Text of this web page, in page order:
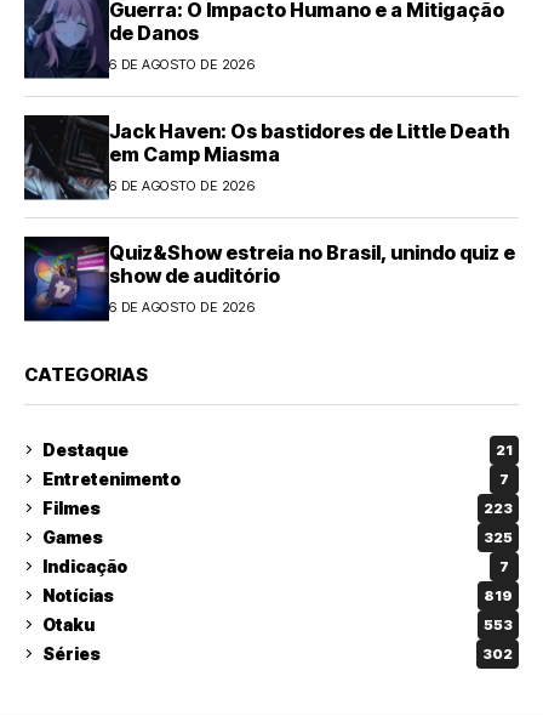
Guerra: O Impacto Humano e a Mitigação
de Danos
6 DE AGOSTO DE 2026
Jack Haven: Os bastidores de Little Death
em Camp Miasma
6 DE AGOSTO DE 2026
Quiz&Show estreia no Brasil, unindo quiz e
show de auditório
6 DE AGOSTO DE 2026
CATEGORIAS
Destaque 21
Entretenimento 7
Filmes 223
Games 325
Indicação 7
Notícias 819
Otaku 553
Séries 302